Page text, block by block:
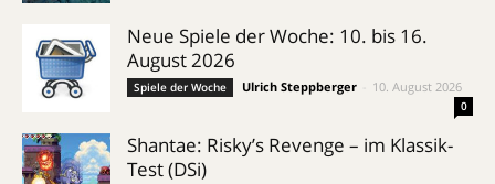
Neue Spiele der Woche: 10. bis 16.
August 2026
Spiele der Woche Ulrich Steppberger 10. August 2026
0
Shantae: Risky’s Revenge – im Klassik-
Test (DSi)